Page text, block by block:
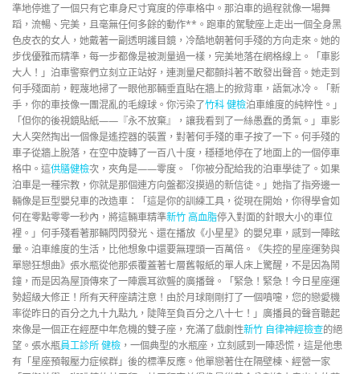
準地停進了一個只有它車身尺寸寬度的停車格中。那泊車的過程就像一場舞
蹈，流暢、完美，且毫無任何多餘的動作**。跑車的駕駛座上走出一個全身黑
色皮衣的女人，她戴著一副透明護目鏡，冷酷地朝著何手殘的方向走來。她的
步伐優雅而精準，每一步都像是被測量過一樣，完美地落在網格線上。「車影
大人！」泊車警察們立刻立正站好，連測量尺都顫抖著不敢發出聲音。她走到
何手殘面前，輕蔑地掃了一眼他那輛垂直貼在牆上的掀背車，語氣冰冷。「新
手，你的車技像一團混亂的毛線球。你污染了竹科 健檢泊車維度的純粹性。」
「但你的後視鏡貼紙——『永不放棄』，讓我看到了一絲愚蠢的勇氣。」車影
大人突然掏出一個像是遙控器的裝置，對著何手殘的車子按了一下。何手殘的
車子從牆上脫落，在空中旋轉了一百八十度，穩穩地停在了地面上的一個停車
格中。這供膳健檢次，夾角是——零度。「你被分配給我的泊車學徒了。如果
泊車是一種宗教，你就是那個連方向盤都沒摸過的新信徒。」她指了指旁邊一
輛像是巨型嬰兒車的改造車：「這是你的訓練工具，從現在開始，你得學會如
何在零點零零一秒內，將這輛車精準新竹 高血脂停入對面的針眼大小的車位
裡。」何手殘看著那輛閃閃發光、還在播放《小星星》的嬰兒車，感到一陣眩
暈。泊車維度的生活，比他想象中還要無理頭一百萬倍。《失控的星座運勢與
單戀狂想曲》張水瓶從他那張覆蓋著七層舊報紙的單人床上驚醒，不是因為鬧
鐘，而是因為屋頂傳來了一陣震耳欲聾的廣播聲。「緊急！緊急！今日星座運
勢超級大修正！所有天秤座請注意！由於月球剛剛打了一個噴嚏，您的戀愛機
率從昨日的百分之九十九點九，陡降至負百分之八十七！」廣播員的聲音聽起
來像是一個正在經歷中年危機的雙子座，充滿了戲劇性新竹 自律神經檢查的絕
望。張水瓶員工診所 健檢 ，一個典型的水瓶座，立刻感到一陣恐慌，這是他患
有「星座預報壓力症候群」後的標準反應。他單戀著住在隔壁棟、經營一家